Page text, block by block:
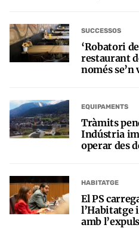
SUCCESSOS
‘Robatori
restaurant
només
EQUIPAMENTS
Tràmits
Indústria
operar des
HABITATGE
El PS
l’Habitatge
amb